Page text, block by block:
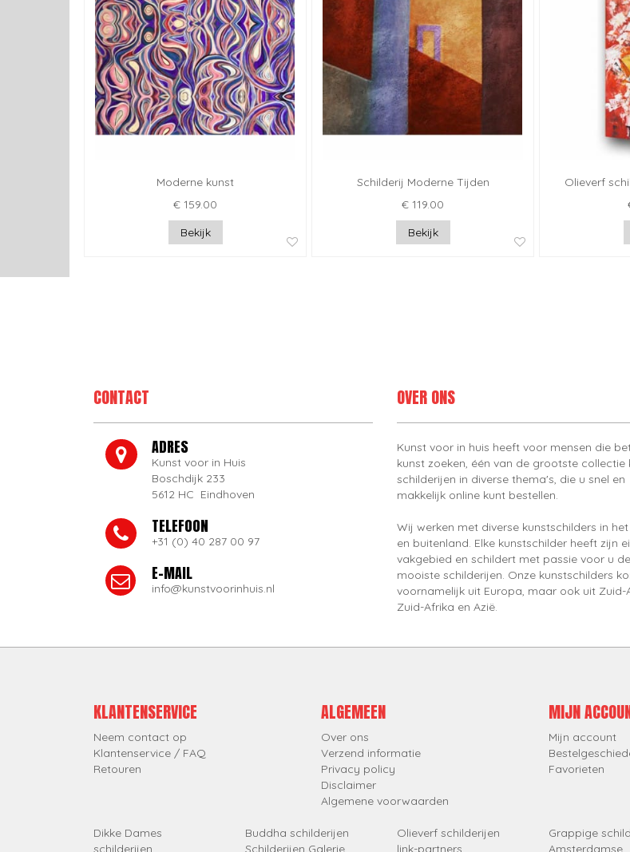
Moderne kunst
€ 159.00
Bekijk
Schilderij Moderne Tijden
€ 119.00
Bekijk
Olieverf
CONTACT
ADRES
Kunst voor in Huis
Boschdijk 233
5612 HC Eindhoven
TELEFOON
+31 (0) 40 287 00 97
E-MAIL
info@kunstvoorinhuis.nl
OVER ONS
Kunst voor in huis heeft voor mensen die
kunst zoeken, één van de grootste collectie
schilderijen in diverse thema's, die u snel en
makkelijk online kunt bestellen.
Wij werken met diverse kunstschilders in
en buitenland. Elke kunstschilder heeft zijn
vakgebied en schildert met passie voor u de
mooiste schilderijen. Onze kunstschilders
voornamelijk uit Europa, maar ook uit Zuid-
Zuid-Afrika en Azië.
KLANTENSERVICE
Neem contact op
Klantenservice / FAQ
Retouren
ALGEMEEN
Over ons
Verzend informatie
Privacy policy
Disclaimer
Algemene voorwaarden
MIJN
Mijn account
Favorieten
Dikke Dames
schilderijen
Buddha schilderijen
Schilderijen Galerie
Olieverf schilderijen
link-partners
Grappige
Amsterdamse